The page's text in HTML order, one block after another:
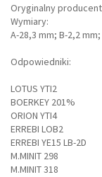
Oryginalny
Wymiary:
A-28,3 mm; B-2,2
Odpowiedniki:
LOTUS YTI2
BOERKEY 201%
ORION YTI4
ERREBI LOB2
ERREBI YE15 LB-2D
M.MINIT 298
M.MINIT 318